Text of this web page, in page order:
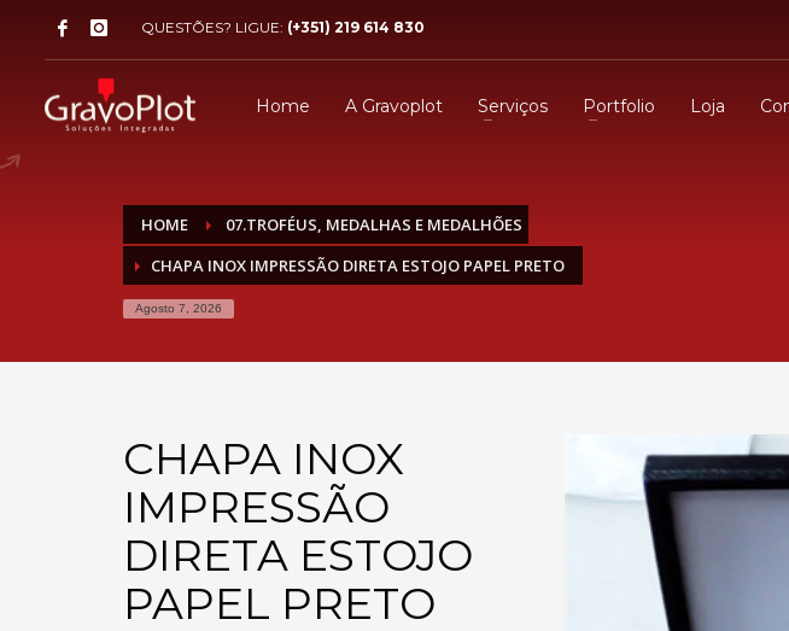
QUESTÕES? LIGUE: (+351) 219 614 830
Home A Gravoplot Serviços Portfolio Loja
HOME
07.TROFÉUS, MEDALHAS E MEDALHÕES
CHAPA INOX IMPRESSÃO DIRETA ESTOJO PAPEL PRETO
Agosto 7, 2026
CHAPA INOX
IMPRESSÃO
DIRETA ESTOJO
PAPEL PRETO